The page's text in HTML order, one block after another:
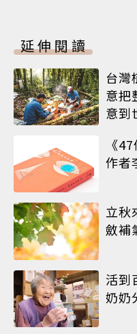
延伸閱讀
台灣
意把
意到
《
作者
立秋
斂補
活到
奶奶